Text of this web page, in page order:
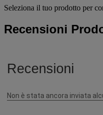
Seleziona il tuo prodotto per
Recensioni